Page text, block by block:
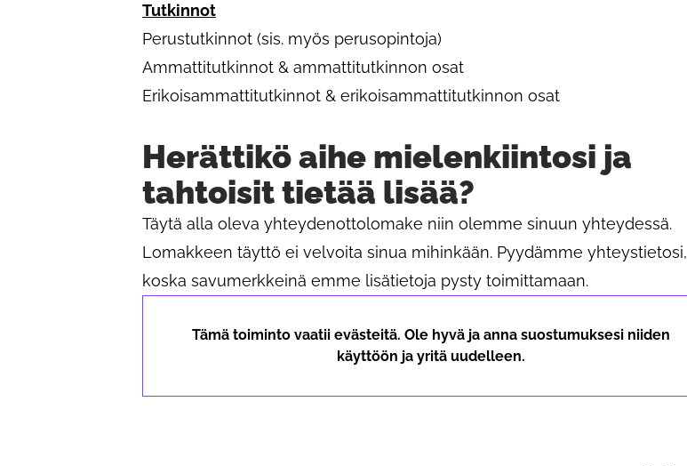
Tutkinnot​
Perustutkinnot (sis. myös perusopintoja)​
Ammattitutkinnot & ammattitutkinnon osat​
Erikoisammattitutkinnot & erikoisammattitutkinnon osat
Herättikö aihe mielenkiintosi ja
tahtoisit tietää lisää?
Täytä alla oleva yhteydenottolomake niin olemme sinuun yhteydessä.
Lomakkeen täyttö ei velvoita sinua mihinkään. Pyydämme yhteystietosi,
koska savumerkkeinä emme lisätietoja pysty toimittamaan.
Tämä toiminto vaatii evästeitä. Ole hyvä ja anna suostumuksesi niiden
käyttöön ja yritä uudelleen.